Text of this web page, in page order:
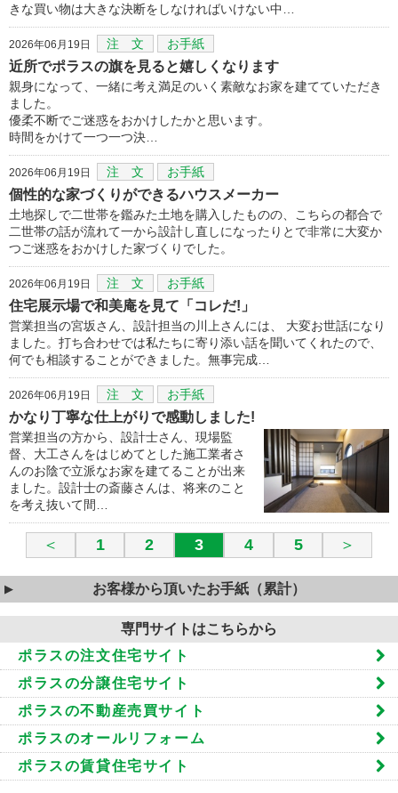
きな買い物は大きな決断をしなければいけない中…
2026年06月19日 注 文 お手紙
近所でポラスの旗を見ると嬉しくなります
親身になって、一緒に考え満足のいく素敵なお家を建てていただき
ました。
優柔不断でご迷惑をおかけしたかと思います。
時間をかけて一つ一つ決…
2026年06月19日 注 文 お手紙
個性的な家づくりができるハウスメーカー
土地探しで二世帯を鑑みた土地を購入したものの、こちらの都合で
二世帯の話が流れて一から設計し直しになったりとで非常に大変か
つご迷惑をおかけした家づくりでした。
2026年06月19日 注 文 お手紙
住宅展示場で和美庵を見て「コレだ!」
営業担当の宮坂さん、設計担当の川上さんには、 大変お世話になり
ました。打ち合わせでは私たちに寄り添い話を聞いてくれたので、
何でも相談することができました。無事完成…
2026年06月19日 注 文 お手紙
かなり丁寧な仕上がりで感動しました!
営業担当の方から、設計士さん、現場監
督、大工さんをはじめてとした施工業者さ
んのお陰で立派なお家を建てることが出来
ました。設計士の斎藤さんは、将来のこと
を考え抜いて間…
＜ 1 2 3 4 5 ＞
お客様から頂いたお手紙（累計）
専門サイトはこちらから
ポラスの注文住宅サイト
ポラスの分譲住宅サイト
ポラスの不動産売買サイト
ポラスのオールリフォーム
ポラスの賃貸住宅サイト